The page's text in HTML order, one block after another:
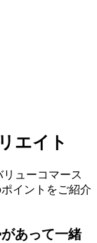
エイト
ューコマース
イントをご紹介
あって一緒